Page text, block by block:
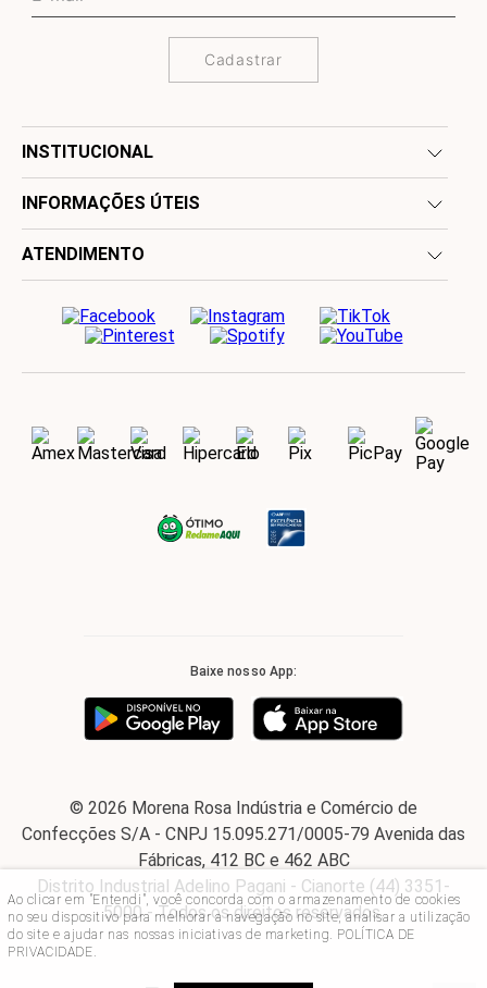
Ao clicar em "Entendi", você concorda com o armazenamento de cookies
no seu dispositivo para melhorar a navegação no site, analisar a utilização
do site e ajudar nas nossas iniciativas de marketing. POLÍTICA DE
PRIVACIDADE.
Cadastrar
INSTITUCIONAL
INFORMAÇÕES ÚTEIS
ATENDIMENTO
Baixe nosso App:
© 2026 Morena Rosa Indústria e Comércio de
Confecções S/A - CNPJ 15.095.271/0005-79 Avenida das
Fábricas, 412 BC e 462 ABC
Distrito Industrial Adelino Pagani - Cianorte (44) 3351-
5000 - Todos os direitos reservados.